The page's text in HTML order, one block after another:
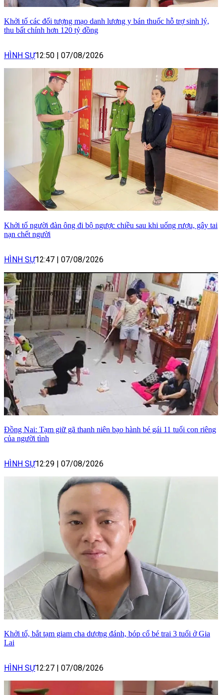
Khởi tố các đối tượng mạo danh lương y bán thuốc hỗ trợ sinh lý,
thu bất chính hơn 120 tỷ đồng
HÌNH SỰ12:50 | 07/08/2026
Khởi tố người đàn ông đi bộ ngược chiều sau khi uống rượu, gây tai
nạn chết người
HÌNH SỰ12:47 | 07/08/2026
Đồng Nai: Tạm giữ gã thanh niên bạo hành bé gái 11 tuổi con riêng
của người tình
HÌNH SỰ12:29 | 07/08/2026
Khởi tố, bắt tạm giam cha dượng đánh, bóp cổ bé trai 3 tuổi ở Gia
Lai
HÌNH SỰ12:27 | 07/08/2026